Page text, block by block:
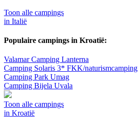
Toon alle campings
in Italië
Populaire campings in Kroatië:
Valamar Camping Lanterna
Camping Solaris 3* FKK/naturismcamping
Camping Park Umag
Camping Bijela Uvala
Toon alle campings
in Kroatië